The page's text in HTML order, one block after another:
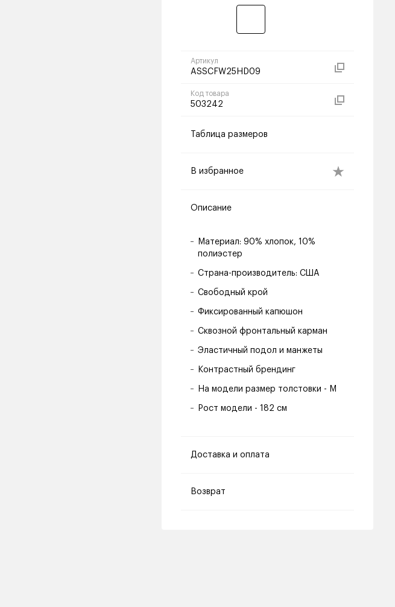
Артикул
ASSCFW25HD09
Код товара
503242
Таблица размеров
В избранное
Описание
Материал: 90% хлопок, 10%
полиэстер
Страна-производитель: США
Свободный крой
Фиксированный капюшон
Сквозной фронтальный карман
Эластичный подол и манжеты
Контрастный брендинг
На модели размер толстовки - M
Рост модели - 182 см
Доставка и оплата
Возврат